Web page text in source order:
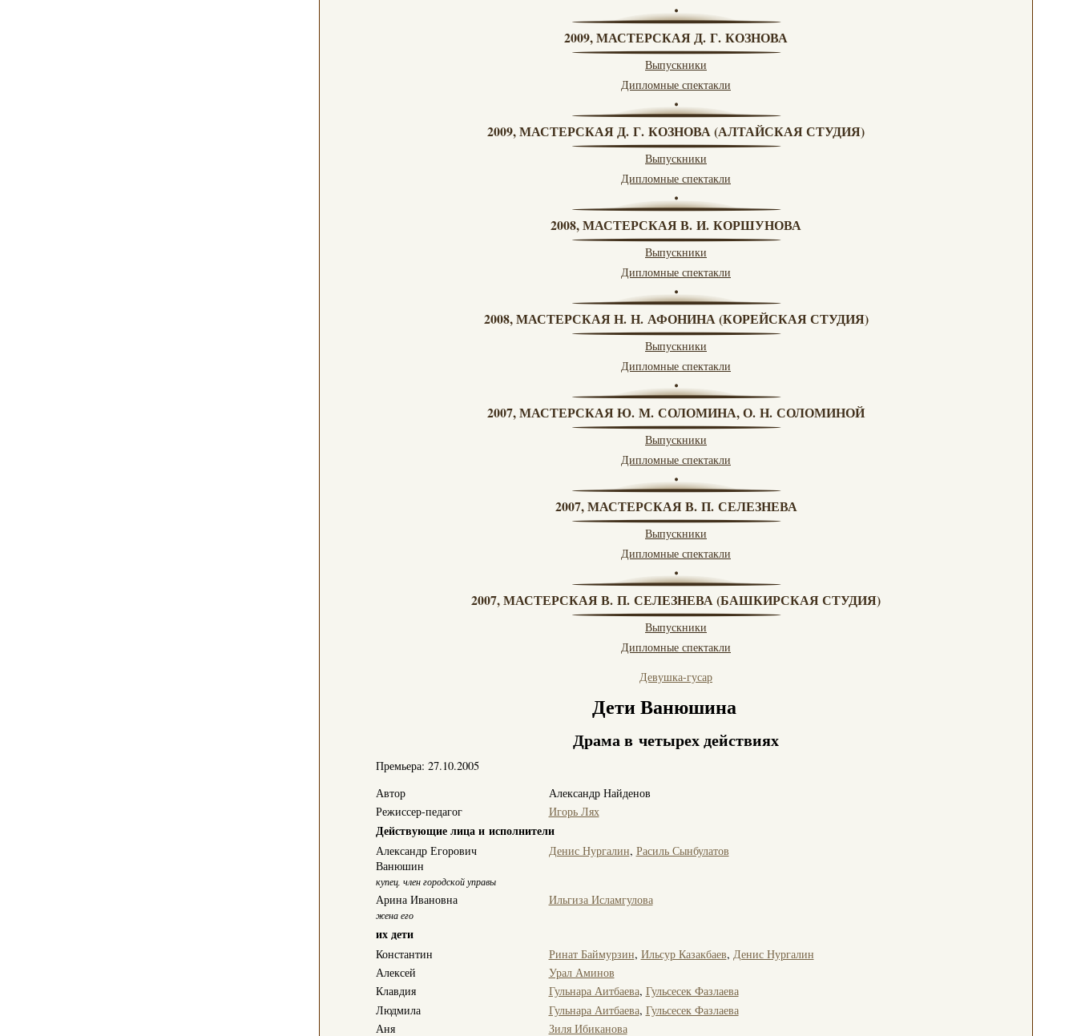
2009, МАСТЕРСКАЯ Д. Г. КОЗНОВА
Выпускники
Дипломные спектакли
2009, МАСТЕРСКАЯ Д. Г. КОЗНОВА (АЛТАЙСКАЯ СТУДИЯ)
Выпускники
Дипломные спектакли
2008, МАСТЕРСКАЯ В. И. КОРШУНОВА
Выпускники
Дипломные спектакли
2008, МАСТЕРСКАЯ Н. Н. АФОНИНА (КОРЕЙСКАЯ СТУДИЯ)
Выпускники
Дипломные спектакли
2007, МАСТЕРСКАЯ Ю. М. СОЛОМИНА, О. Н. СОЛОМИНОЙ
Выпускники
Дипломные спектакли
2007, МАСТЕРСКАЯ В. П. СЕЛЕЗНЕВА
Выпускники
Дипломные спектакли
2007, МАСТЕРСКАЯ В. П. СЕЛЕЗНЕВА (БАШКИРСКАЯ СТУДИЯ)
Выпускники
Дипломные спектакли
Девушка-гусар
Дети Ванюшина
Драма в четырех действиях
Премьера: 27.10.2005
Автор
Александр Найденов
Режиссер-педагог
Игорь Лях
Действующие лица и исполнители
Александр Егорович
Ванюшин
купец, член городской управы
Денис Нургалин, Расиль Сынбулатов
Арина Ивановна
жена его
Ильгиза Исламгулова
их дети
Константин Ринат Баймурзин, Ильсур Казакбаев, Денис Нургалин
Алексей
Урал Аминов
Клавдия
Гульнара Аитбаева, Гульсесек Фазлаева
Людмила
Гульнара Аитбаева, Гульсесек Фазлаева
Аня
Зиля Ибиканова